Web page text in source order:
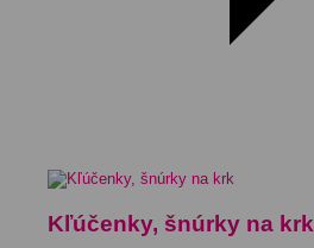
Kľúčenky, šnúrky na krk